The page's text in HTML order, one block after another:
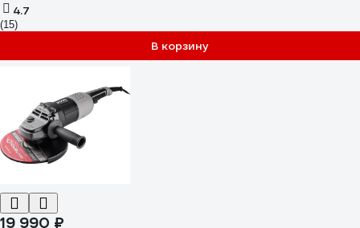
4.7
(15)
В корзину
19 990 ₽